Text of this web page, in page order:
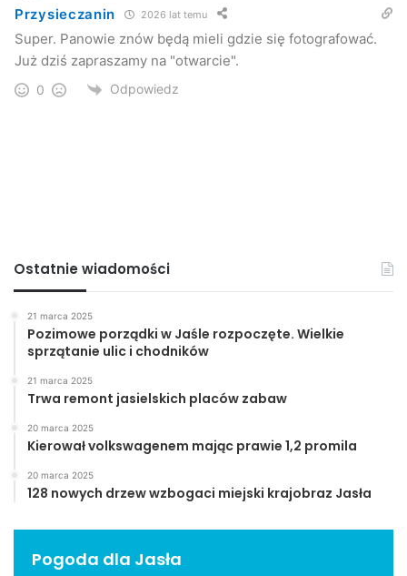
Powódź w Przysiekach (2006 rok) – zdjęcia archiwalne
Powódź w Przysiekach (2006 rok) – zdjęcia archiwalne
Powiat Jasło
Przysieczanin 2026 lat temu
Super. Panowie znów będą mieli gdzie się fotografować.
Już dziś zapraszamy na "otwarcie".
0 Odpowiedz
Ostatnie wiadomości
21 marca 2025
Pozimowe porządki w Jaśle rozpoczęte. Wielkie
sprzątanie ulic i chodników
21 marca 2025
Trwa remont jasielskich placów zabaw
20 marca 2025
Kierował volkswagenem mając prawie 1,2 promila
20 marca 2025
128 nowych drzew wzbogaci miejski krajobraz Jasła
Pogoda dla Jasła